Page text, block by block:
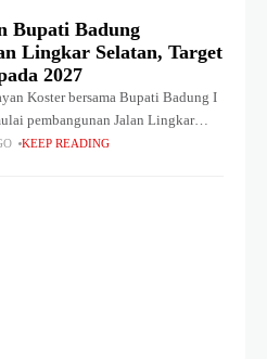
Bupati Badung
Lingkar Selatan, Target
2027
Koster bersama Bupati Badung I
pembangunan Jalan Lingkar
KEEP READING